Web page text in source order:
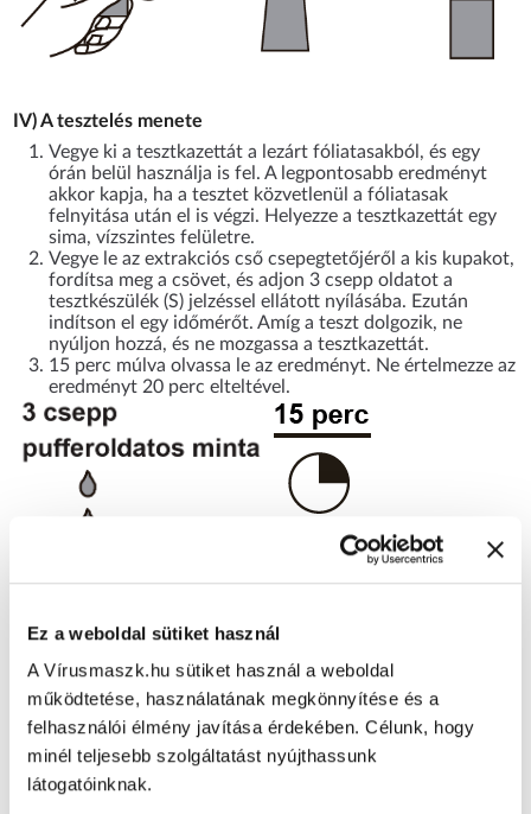
Ez a weboldal sütiket használ
A Vírusmaszk.hu sütiket használ a weboldal
működtetése, használatának megkönnyítése és a
felhasználói élmény javítása érdekében. Célunk, hogy
minél teljesebb szolgáltatást nyújthassunk
látogatóinknak.
IV) A tesztelés menete
Vegye ki a tesztkazettát a lezárt fóliatasakból, és egy
órán belül használja is fel. A legpontosabb eredményt
akkor kapja, ha a tesztet közvetlenül a fóliatasak
felnyitása után el is végzi. Helyezze a tesztkazettát egy
sima, vízszintes felületre.
Vegye le az extrakciós cső csepegtetőjéről a kis kupakot,
fordítsa meg a csövet, és adjon 3 csepp oldatot a
tesztkészülék (S) jelzéssel ellátott nyílásába. Ezután
indítson el egy időmérőt. Amíg a teszt dolgozik, ne
nyúljon hozzá, és ne mozgassa a tesztkazettát.
15 perc múlva olvassa le az eredményt. Ne értelmezze az
eredményt 20 perc elteltével.
Megjegyzés: A teszt befejezése után helyezze a teszt összes
alkatrészét a biológiaihulladék-gyűjtő biztonsági tasakba, és a
helyi előírásoknak megfelelően dobja ki. Ne használja fel újra a
készlet egyetlen alkatrészét se. A teszt ekidobása után alaposan